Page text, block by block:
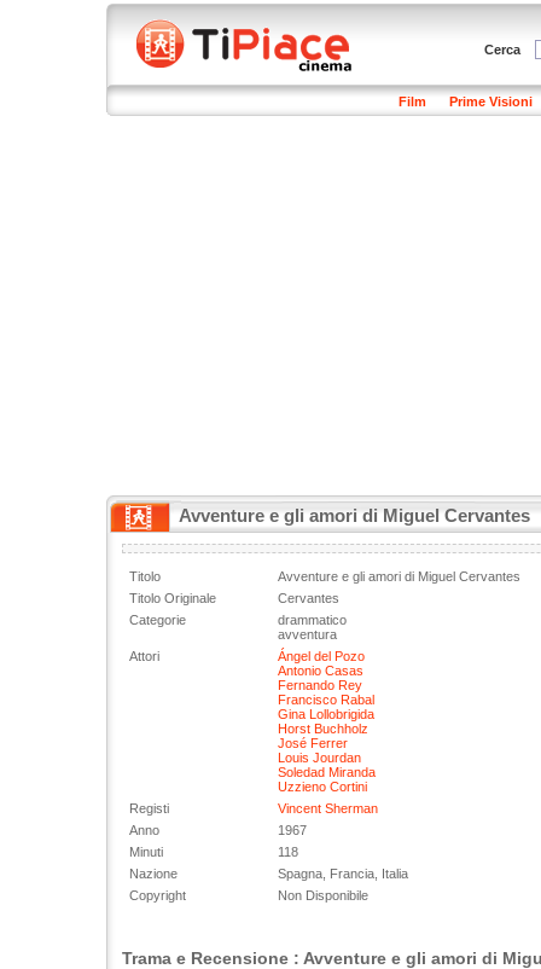
Cerca
Film Prime Visioni
Avventure e gli amori di Miguel Cervantes
Titolo
Avventure e gli amori di Miguel Cervantes
Titolo Originale
Cervantes
Categorie
drammatico
avventura
Attori
Ángel del Pozo
Antonio Casas
Fernando Rey
Francisco Rabal
Gina Lollobrigida
Horst Buchholz
José Ferrer
Louis Jourdan
Soledad Miranda
Uzzieno Cortini
Registi
Vincent Sherman
Anno
1967
Minuti
118
Nazione
Spagna, Francia, Italia
Copyright
Non Disponibile
Trama e Recensione : Avventure e gli amori di